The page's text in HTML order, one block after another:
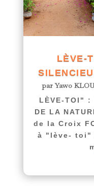
LÈVE-
parYawo
LÈVE-TOI" :
DE LA
de la Croix
à "lève- toi"